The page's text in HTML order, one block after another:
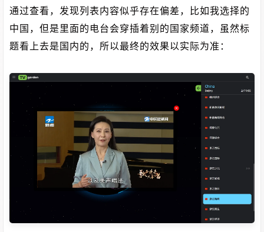
通过查看，发现列表内容似乎存在偏差，比如我选择的
中国，但是里面的电台会穿插着别的国家频道，虽然标
题看上去是国内的，所以最终的效果以实际为准：